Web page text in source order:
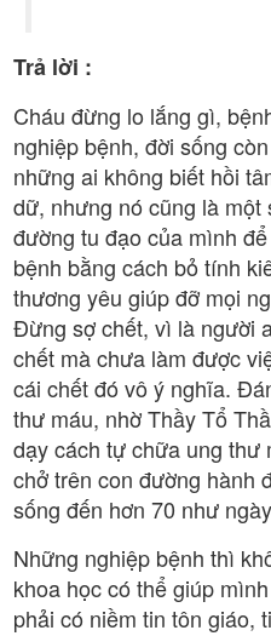
Trả lời :
Cháu đừng lo lắng gì,
nghiệp bệnh, đời sống
những ai không biết hồi
dữ, nhưng nó cũng là
đường tu đạo của mình
bệnh bằng cách bỏ tính
thương yêu giúp đỡ mọi
Đừng sợ chết, vì là người
chết mà chưa làm được
cái chết đó vô ý nghĩa.
thư máu, nhờ Thầy Tổ
dạy cách tự chữa ung thư
chở trên con đường hành
sống đến hơn 70 như
Những nghiệp bệnh thì
khoa học có thể giúp
phải có niềm tin tôn giáo,